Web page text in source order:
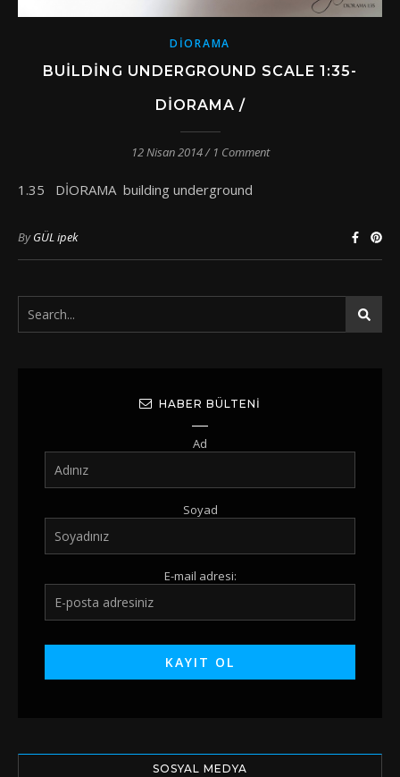
DIORAMA
BUILDING UNDERGROUND SCALE 1:35-
DIORAMA /
12 Nisan 2014/ 1 Comment
1.35 DİORAMA building underground
ByGÜL ipek
HABER BÜLTENI
Ad
Soyad
E-mail adresi:
SOSYAL MEDYA